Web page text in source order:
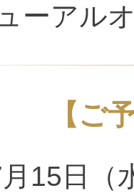
ーアル
【ご
15日（